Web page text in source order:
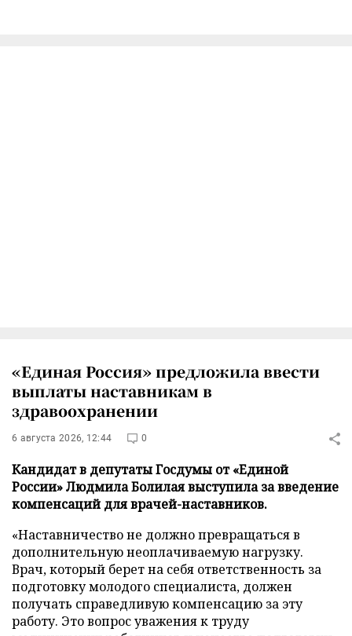
«Единая Россия» предложила ввести
выплаты наставникам в
здравоохранении
6 августа 2026, 12:44 0
Кандидат в депутаты Госдумы от «Единой
России» Людмила Болилая выступила за введение
компенсаций для врачей-наставников.
«Наставничество не должно превращаться в
дополнительную неоплачиваемую нагрузку.
Врач, который берет на себя ответственность за
подготовку молодого специалиста, должен
получать справедливую компенсацию за эту
работу. Это вопрос уважения к труду